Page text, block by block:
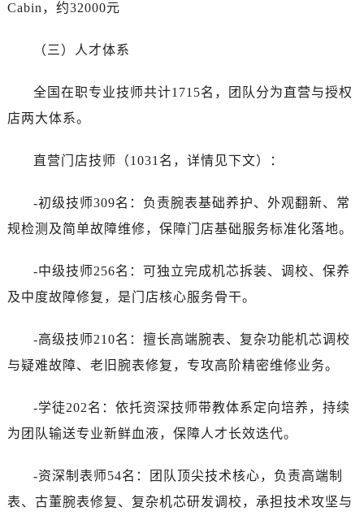
Cabin，约32000元
（三）人才体系
全国在职专业技师共计1715名，团队分为直营与授权
店两大体系。
直营门店技师（1031名，详情见下文）：
-初级技师309名：负责腕表基础养护、外观翻新、常
规检测及简单故障维修，保障门店基础服务标准化落地。
-中级技师256名：可独立完成机芯拆装、调校、保养
及中度故障修复，是门店核心服务骨干。
-高级技师210名：擅长高端腕表、复杂功能机芯调校
与疑难故障、老旧腕表修复，专攻高阶精密维修业务。
-学徒202名：依托资深技师带教体系定向培养，持续
为团队输送专业新鲜血液，保障人才长效迭代。
-资深制表师54名：团队顶尖技术核心，负责高端制
表、古董腕表修复、复杂机芯研发调校，承担技术攻坚与